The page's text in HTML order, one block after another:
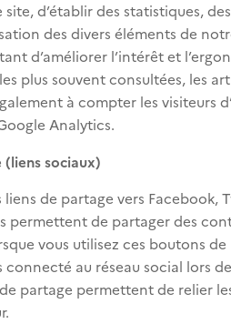
d’établir des statistiques,
des divers éléments de
d’améliorer l’intérêt et
plus souvent consultées, les
à compter les visiteurs
Analytics.
sociaux)
de partage vers Facebook,
permettent de partager des
vous utilisez ces boutons
connecté au réseau social lors
partage permettent de relier